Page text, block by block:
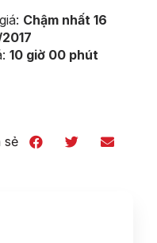
Chậm nhất 16
10 giờ 00 phút
sẻ